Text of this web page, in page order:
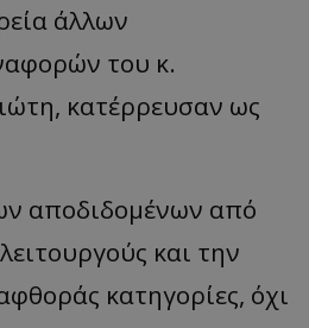
άλλων
του κ.
κατέρρευσαν ως
αποδιδομένων από
και την
κατηγορίες, όχι